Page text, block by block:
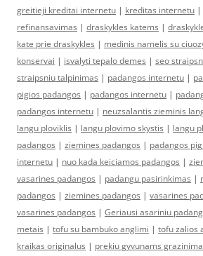
greitieji kreditai internetu | kreditas internetu |
refinansavimas | draskykles katems |
kate prie draskykles | medinis namelis su
konservai | isvalyti tepalo demes | seo
straipsniu talpinimas | padangos internetu |
pigios padangos | padangos internetu |
padangos internetu | neuzsalantis zieminis
langu ploviklis | langu plovimo skystis | langu
padangos | ziemines padangos | padangos
internetu | nuo kada keiciamos padangos |
vasarines padangos | padangu pasirinkimas |
padangos | ziemines padangos | vasarines
vasarines padangos | Geriausi asariniu
metais | tofu su bambuko anglimi | tofu zalios
kraikas originalus | prekiu gyvunams